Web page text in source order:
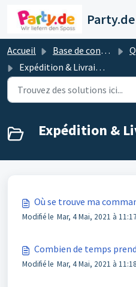
Accueil Base de connaissances
Expédition & Livraison
Expédition &
Où se trouve ma
Modifié le Mar, 4 Mai, 2021 à
Combien de temps
Modifié le Mar, 4 Mai, 2021 à